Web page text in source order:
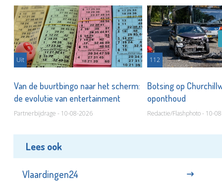
Uit
Van de buurtbingo naar het scherm:
de evolutie van entertainment
Partnerbijdrage - 10-08-2026
112
Botsing op
oponthoud
Redactie/Flashphoto - 10-
Lees ook
Vlaardingen24